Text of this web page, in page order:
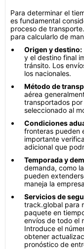
Para determinar el
es fundamental
proceso de
para calcularlo de
Origen y destino:
y el destino final
tránsito. Los
los nacionales.
Método de
aérea
transportados por
seleccionado al
Condiciones
fronteras pueden
importante
adicional que
Temporada y
demanda, como
pueden
maneja la
Servicios de
track.global para
paquete en
envíos de todo el
Introduce el
obtener
pronóstico de